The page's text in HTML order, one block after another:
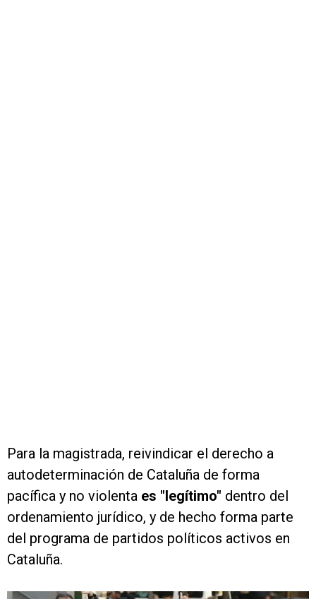
Para la magistrada, reivindicar el derecho a
autodeterminación de Cataluña de forma
pacífica y no violenta es "legítimo" dentro del
ordenamiento jurídico, y de hecho forma parte
del programa de partidos políticos activos en
Cataluña.